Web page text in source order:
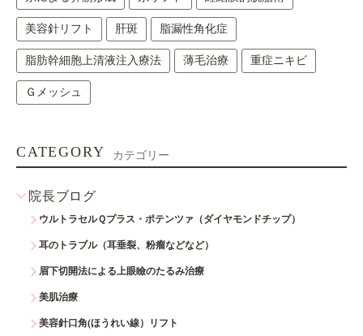
美容針リフト 肝斑 脂漏性角化症
脂肪幹細胞上清液注入療法 薄毛治療 重症ニキビ
Ｇメッシュ
CATEGORY カテゴリー
院長ブログ
ウルトラセルＱプラス・ポテンツァ（ダイヤモンドチップ）
耳のトラブル（耳垂裂、粉瘤などなど）
眉下切開法による上眼瞼のたるみ治療
美肌治療
美容針口角(ほうれい線）リフト